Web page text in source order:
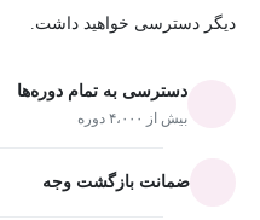
دیگر دسترسی خواهید داشت.
دسترسی به تمام دوره‌ها
بیش از ۴،۰۰۰ دوره
ضمانت بازگشت وجه